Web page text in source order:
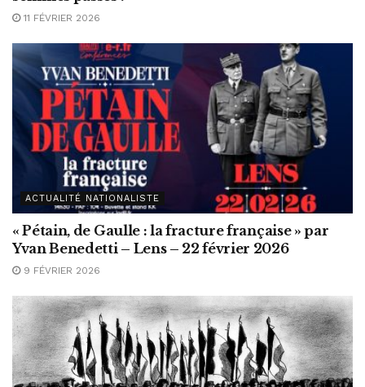
11 FÉVRIER 2026
ACTUALITÉ NATIONALISTE
« Pétain, de Gaulle : la fracture française » par
Yvan Benedetti – Lens – 22 février 2026
9 FÉVRIER 2026